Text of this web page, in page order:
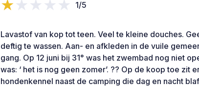
1/5
Lavastof van kop tot teen. Veel te kleine douches.
deftig te wassen. Aan- en afkleden in de vuile
gang. Op 12 juni bij 31° was het zwembad nog niet
was: ‘ het is nog geen zomer’. ?? Op de koop toe zit
hondenkennel naast de camping die dag en nacht